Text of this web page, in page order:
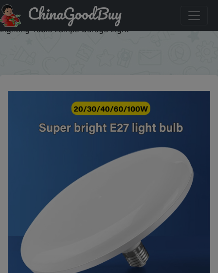
Купить по акции: 220V E27 Super Bright LED Bulb 20W
30W 40W 60W 100W UFO Leds Lights Indoor Cold White
Lighting Table Lamps Garage Light
ChinaGoodBuy